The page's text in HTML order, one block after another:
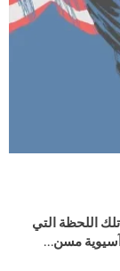
اللحظة التي
آسيوية مسن…